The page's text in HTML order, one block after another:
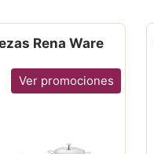
Rena Ware
Ver promociones